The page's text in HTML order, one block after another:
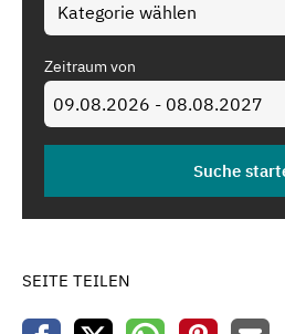
Zeitraum von
SEITE TEILEN